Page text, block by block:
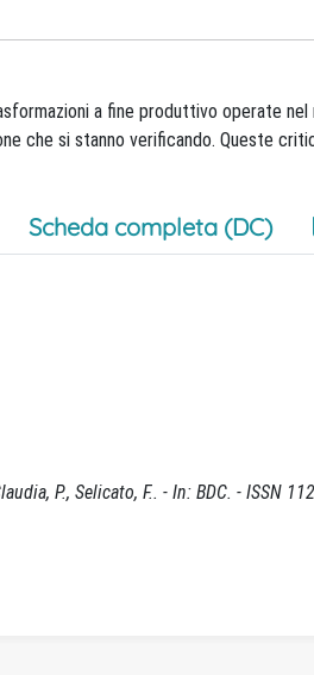
a fine produttivo operate
che si stanno verificando. Queste
Scheda completa (DC)
P., Selicato, F.. - In: BDC. - ISSN